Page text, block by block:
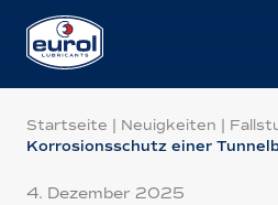
Startseite | Neuigkeiten |
Korrosionsschutz einer
4. Dezember 2025